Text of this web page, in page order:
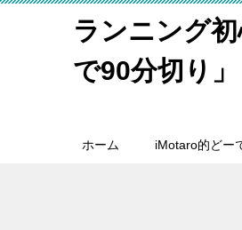
ランニング
で90分切り」
ホーム iMotaro的どー